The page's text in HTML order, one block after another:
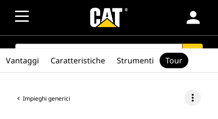
person
SEARCH search
Impieghi generici more_vert
Vantaggi Caratteristiche Strumenti Tour